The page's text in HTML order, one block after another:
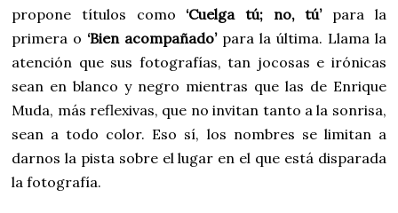
propone títulos como ‘Cuelga tú; no, tú’para la
primera o ‘Bien acompañado’para la última. Llama la
atención que sus fotografías, tan jocosas e irónicas
sean en blanco y negro mientras que las de Enrique
Muda, más reflexivas, que no invitan tanto a la sonrisa,
sean a todo color. Eso sí, los nombres se limitan a
darnos la pista sobre el lugar en el que está disparada
la fotografía.